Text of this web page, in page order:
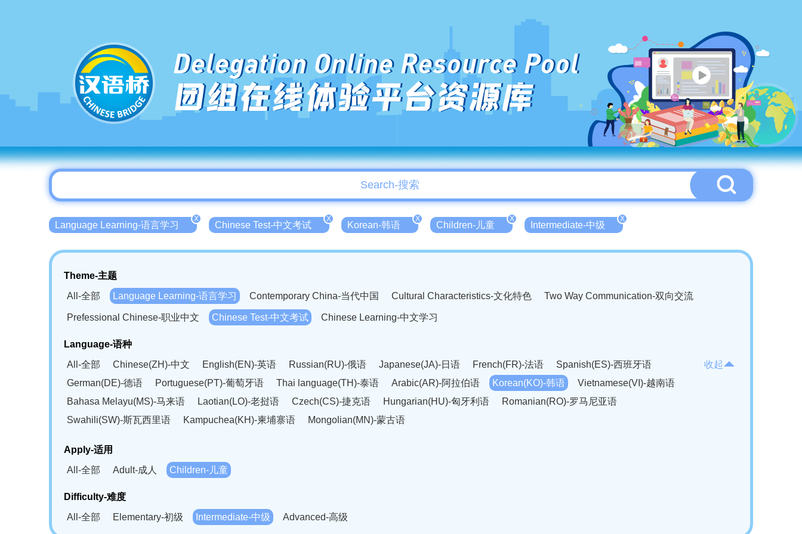
Delegation Online Resource Pool
团组在线体验平台资源库
Language Learning-语言学习
X
Chinese Test-中文考试
X
Korean-韩语
X
Children-儿童
X
Intermediate-中级
X
Theme-主题
All-全部
Language Learning-语言学习 Contemporary China-当代中国 Cultural Characteristics-文化特色 Two Way Communication-双向交流
Prefessional Chinese-职业中文 Chinese Test-中文考试 Chinese Learning-中文学习
Language-语种
All-全部
Chinese(ZH)-中文 English(EN)-英语 Russian(RU)-俄语 Japanese(JA)-日语 French(FR)-法语
Spanish(ES)-西班牙语
German(DE)-德语
Portuguese(PT)-葡萄牙语 Thai language(TH)-泰语 Arabic(AR)-阿拉伯语 Korean(KO)-韩语
Vietnamese(VI)-越南语
Bahasa Melayu(MS)-马来语
Laotian(LO)-老挝语 Czech(CS)-捷克语 Hungarian(HU)-匈牙利语
Romanian(RO)-罗马尼亚语
Swahili(SW)-斯瓦西里语
Kampuchea(KH)-柬埔寨语 Mongolian(MN)-蒙古语
收起
Apply-适用
All-全部
Adult-成人 Children-儿童
Difficulty-难度
All-全部
Elementary-初级 Intermediate-中级 Advanced-高级